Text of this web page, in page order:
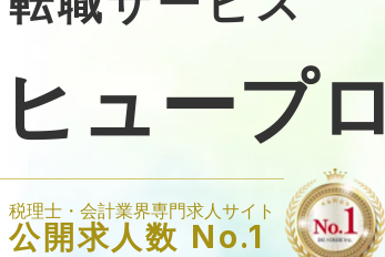
ヒュープロ
税理士・会計業界専門求人サイト
公開求人数 No.1